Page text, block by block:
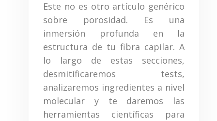
Este no es otro artículo genérico
sobre porosidad. Es una
inmersión profunda en la
estructura de tu fibra capilar. A
lo largo de estas secciones,
desmitificaremos tests,
analizaremos ingredientes a nivel
molecular y te daremos las
herramientas científicas para